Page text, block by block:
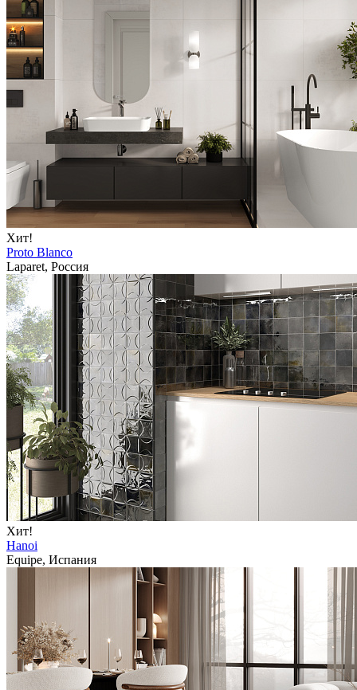
Хит!
Proto Blanco
Laparet, Россия
Хит!
Hanoi
Equipe, Испания